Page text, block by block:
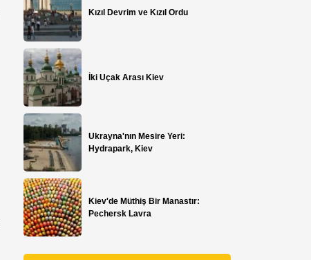
Kızıl Devrim ve Kızıl Ordu
İki Uçak Arası Kiev
Ukrayna'nın Mesire Yeri:
Hydrapark, Kiev
Kiev'de Müthiş Bir Manastır:
Pechersk Lavra